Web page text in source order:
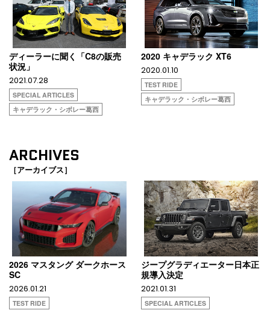
ディーラーに聞く「C8の販売
状況」
2021.07.28
SPECIAL ARTICLES
キャデラック・シボレー葛西
2020 キャデラック XT6
2020.01.10
TEST RIDE
キャデラック・シボレー葛西
ARCHIVES
［アーカイブス］
2026 マスタング ダークホース
SC
2026.01.21
TEST RIDE
ジープグラディエーター日本正
規導入決定
2021.01.31
SPECIAL ARTICLES